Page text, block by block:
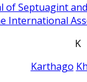
of Septuagint
International
K
Karthago